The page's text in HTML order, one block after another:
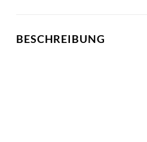
BESCHREIBUNG